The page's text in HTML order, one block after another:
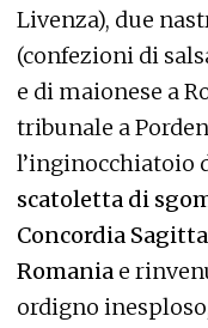
Livenza), due
(confezioni di
e di maionese a
tribunale a
l’inginocchiatoio
scatoletta di
Concordia
Romania e
ordigno